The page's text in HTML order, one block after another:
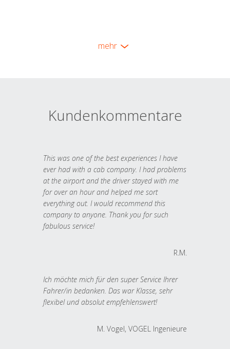
mehr
Kundenkommentare
This was one of the best experiences I have
ever had with a cab company. I had problems
at the airport and the driver stayed with me
for over an hour and helped me sort
everything out. I would recommend this
company to anyone. Thank you for such
fabulous service!
R.M.
Ich möchte mich für den super Service Ihrer
Fahrer/in bedanken. Das war Klasse, sehr
flexibel und absolut empfehlenswert!
M. Vogel, VOGEL Ingenieure